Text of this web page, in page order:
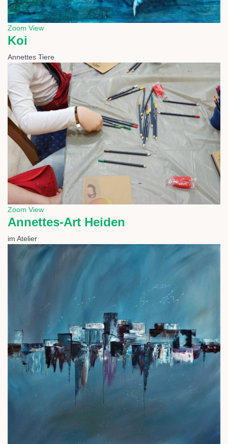
Zoom View
Koi
Annettes Tiere
Zoom View
Annettes-Art Heiden
im Atelier